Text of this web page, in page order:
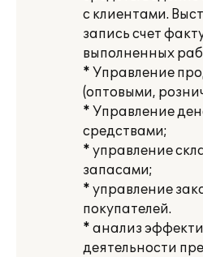
с клиентами.
запись счет
выполненных
* Управление
(оптовыми,
* Управление
средствами;
* управление
запасами;
* управление
покупателей.
* анализ
деятельности